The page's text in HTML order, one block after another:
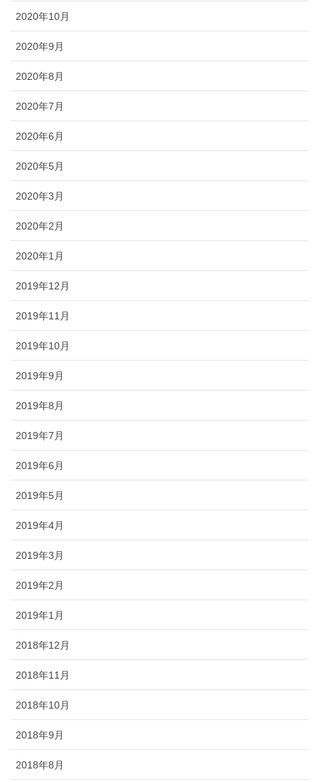
2020年10月
2020年9月
2020年8月
2020年7月
2020年6月
2020年5月
2020年3月
2020年2月
2020年1月
2019年12月
2019年11月
2019年10月
2019年9月
2019年8月
2019年7月
2019年6月
2019年5月
2019年4月
2019年3月
2019年2月
2019年1月
2018年12月
2018年11月
2018年10月
2018年9月
2018年8月